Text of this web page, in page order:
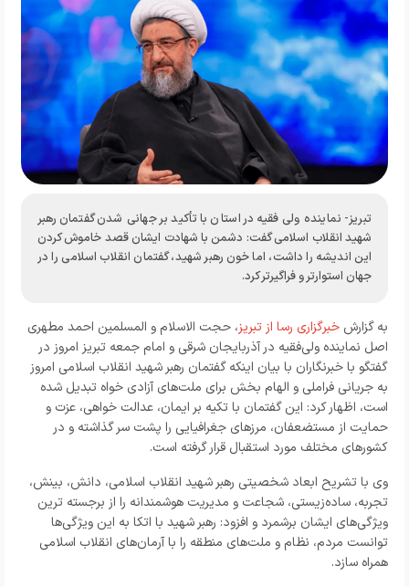
تبریز- نماینده ولی فقیه در استان با تأکید بر جهانی شدن گفتمان رهبر
شهید انقلاب اسلامی گفت: دشمن با شهادت ایشان قصد خاموش کردن
این اندیشه را داشت، اما خون رهبر شهید، گفتمان انقلاب اسلامی را در
جهان استوارتر و فراگیرتر کرد.
به گزارش خبرگزاری رسا از تبریز، حجت الاسلام و المسلمین احمد مطهری
اصل نماینده ولی‌فقیه در آذربایجان شرقی و امام‌ جمعه تبریز امروز در
گفتگو با خبرنگاران با بیان اینکه گفتمان رهبر شهید انقلاب اسلامی امروز
به جریانی فراملی و الهام‌ بخش برای ملت‌های آزادی‌ خواه تبدیل شده
است، اظهار کرد: این گفتمان با تکیه بر ایمان، عدالت‌ خواهی، عزت و
حمایت از مستضعفان، مرزهای جغرافیایی را پشت سر گذاشته و در
کشورهای مختلف مورد استقبال قرار گرفته است.
وی با تشریح ابعاد شخصیتی رهبر شهید انقلاب اسلامی، دانش، بینش،
تجربه، ساده‌زیستی، شجاعت و مدیریت هوشمندانه را از برجسته‌ ترین
ویژگی‌های ایشان برشمرد و افزود: رهبر شهید با اتکا به این ویژگی‌ها
توانست مردم، نظام و ملت‌های منطقه را با آرمان‌های انقلاب اسلامی
همراه سازد.